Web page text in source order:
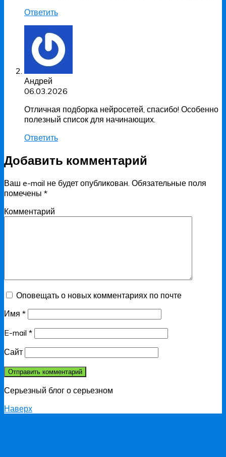
Ответить
Андрей
06.03.2026
Отличная подборка нейросетей, спасибо! Особенно
полезный список для начинающих.
Ответить
Добавить комментарий
Ваш e-mail не будет опубликован. Обязательные поля
помечены *
Комментарий
Оповещать о новых комментариях по почте
Имя *
E-mail *
Сайт
Серьезный блог о серьезном
Наверх